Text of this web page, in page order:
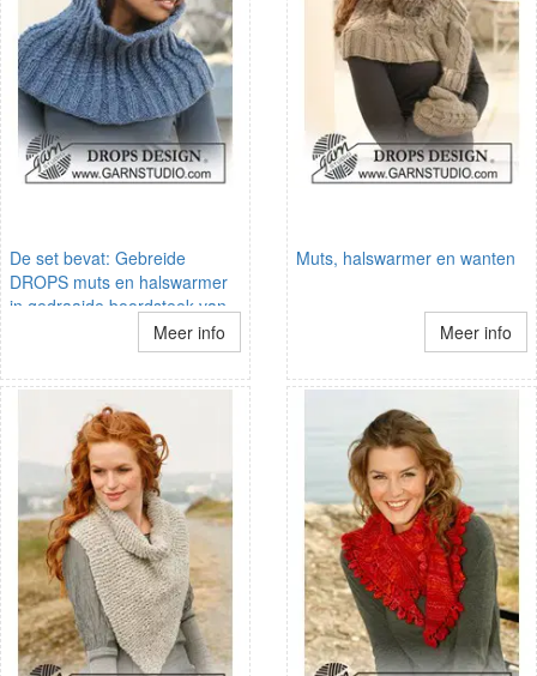
De set bevat: Gebreide
DROPS muts en halswarmer
in gedraaide boordsteek van
Meer info
Muts, halswarmer en wanten
Meer info